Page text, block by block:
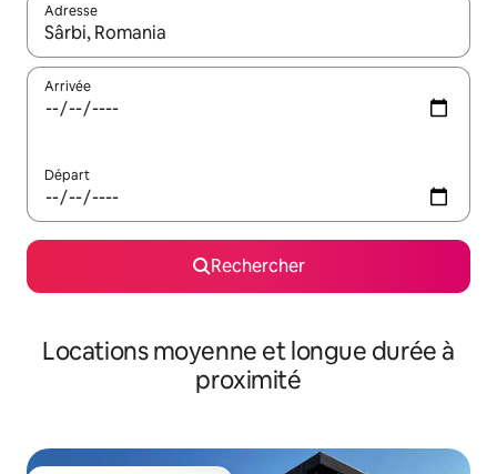
Adresse
Lorsque les résultats s'affichent, utilisez les flèches vers le
Arrivée
Départ
Rechercher
Locations moyenne et longue durée à
proximité